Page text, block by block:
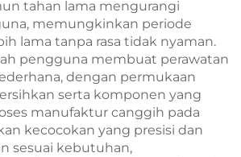
tahan lama mengurangi
memungkinkan periode
lama tanpa rasa tidak nyaman.
pengguna membuat perawatan
dengan permukaan
serta komponen yang
manufaktur canggih pada
kecocokan yang presisi dan
sesuai kebutuhan,